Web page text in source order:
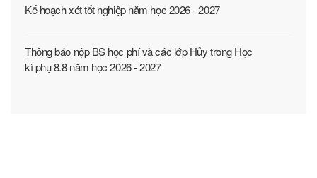
Kế hoạch xét tốt nghiệp năm học 2026 - 2027
Thông báo nộp BS học phí và các lớp Hủy trong Học
kì phụ 8.8 năm học 2026 - 2027